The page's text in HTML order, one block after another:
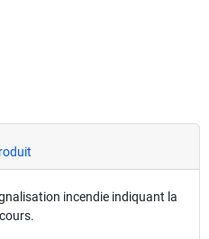
incendie indiquant la